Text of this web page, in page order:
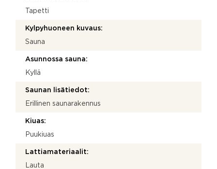
Tapetti
Kylpyhuoneen kuvaus:
Sauna
Asunnossa sauna:
Kyllä
Saunan lisätiedot:
Erillinen saunarakennus
Kiuas:
Puukiuas
Lattiamateriaalit:
Lauta